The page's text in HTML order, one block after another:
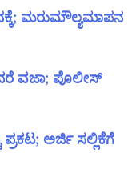
ಮರುಮೌಲ್ಯಮಾಪನ
ವಜಾ; ಪೊಲೀಸ್
ಪ್ರಕಟ; ಅರ್ಜಿ ಸಲ್ಲಿಕೆಗೆ